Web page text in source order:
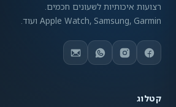
רצועות איכותיות לשעונים חכמים.
Apple Watch, Samsung, Garmin ועוד.
קטלוג